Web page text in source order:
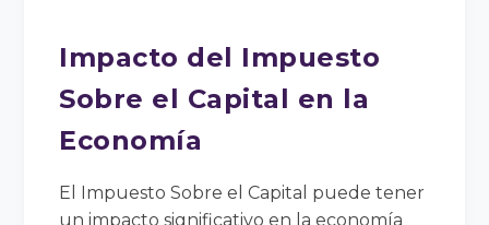
Impacto del Impuesto
Sobre el Capital en la
Economía
El Impuesto Sobre el Capital puede tener
un impacto significativo en la economía